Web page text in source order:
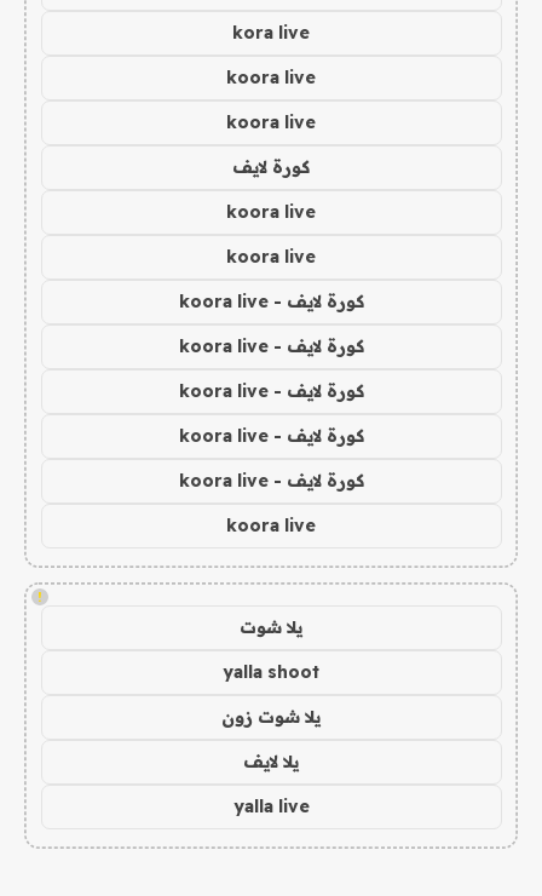
kora live
koora live
koora live
كورة لايف
koora live
koora live
كورة لايف - koora live
كورة لايف - koora live
كورة لايف - koora live
كورة لايف - koora live
كورة لايف - koora live
koora live
!
يلا شوت
yalla shoot
يلا شوت زون
يلا لايف
yalla live